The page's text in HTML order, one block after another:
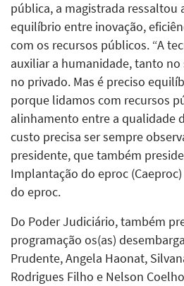
pública, a magistrada ressaltou
equilíbrio entre inovação,
com os recursos públicos. “A
auxiliar a humanidade, tanto
no privado. Mas é preciso
porque lidamos com recursos
alinhamento entre a qualidade
custo precisa ser sempre
presidente, que também
Implantação do eproc
do eproc.
Do Poder Judiciário, também
programação os(as)
Prudente, Angela Haonat,
Rodrigues Filho e Nelson